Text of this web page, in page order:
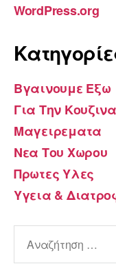
WordPress.org
Βγαινουμε Εξω
Για Την Κουζινα
Μαγειρεματα
Νεα Του Χωρου
Πρωτες Υλες
Υγεια &
για: